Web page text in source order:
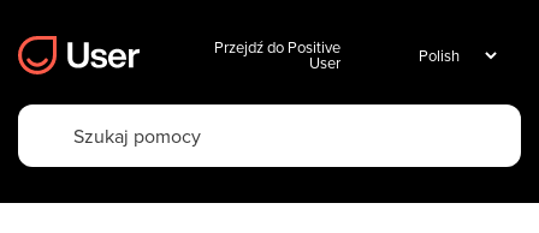
Przejdź do Positive
User